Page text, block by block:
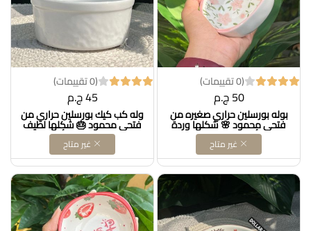
(0 تقييمات)
50 ج.م
بوله بورسلين حراري صغيره من
فتحي محمود 🌸 شكلها وردة
تحفة كأنه طالعة من بنتريست،
لطيفة جدًا للتقديم أو الصوصات
وبتدي شكل حلو على السفرة.
غير متاح
(0 تقييمات)
45 ج.م
وله كب كيك بورسلين حراري من
فتحي محمود 🎂 شكلها لطيف
جدًا وتنفع للتقديم أو التزيين،
مثالية للحلويات أو حتى
للمكسرات والصوصات 👌
غير متاح